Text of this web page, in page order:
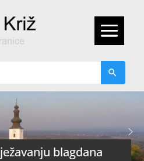
blagdana